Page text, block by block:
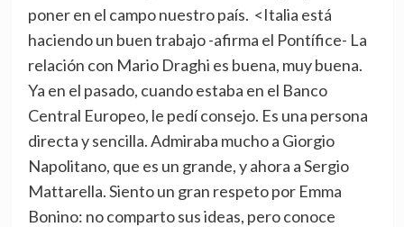
poner en el campo nuestro país. <Italia está
haciendo un buen trabajo -afirma el Pontífice- La
relación con Mario Draghi es buena, muy buena.
Ya en el pasado, cuando estaba en el Banco
Central Europeo, le pedí consejo. Es una persona
directa y sencilla. Admiraba mucho a Giorgio
Napolitano, que es un grande, y ahora a Sergio
Mattarella. Siento un gran respeto por Emma
Bonino: no comparto sus ideas, pero conoce